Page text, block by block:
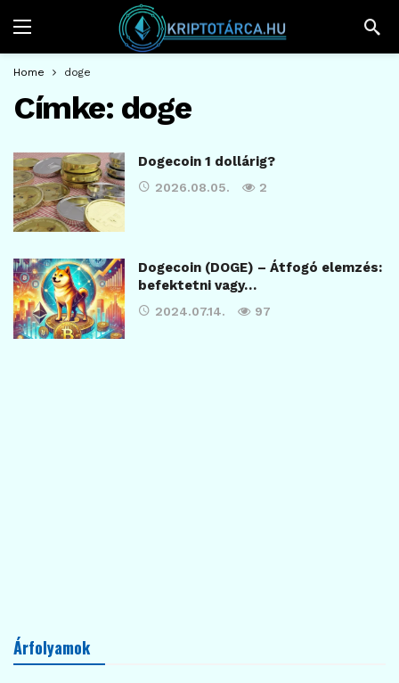
Home doge
Címke: doge
Dogecoin 1 dollárig?
2026.08.05. 2
Dogecoin (DOGE) – Átfogó elemzés:
befektetni vagy…
2024.07.14. 97
Árfolyamok